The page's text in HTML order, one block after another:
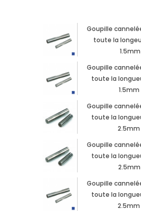
Goupille
toute la
Goupille
toute la
1.5mm
Goupille
toute la
2.5mm
Goupille
toute la
2.5mm
Goupille
toute la
2.5mm